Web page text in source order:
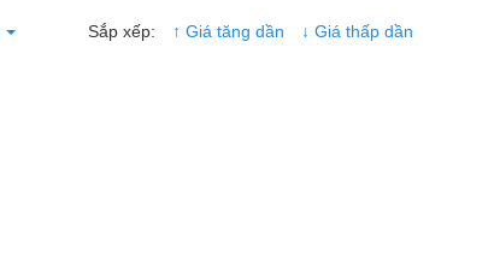
Sắp xếp: ↑ Giá tăng dần ↓ Giá thấp dần